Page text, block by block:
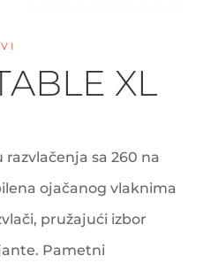
XL
sa 260 na
ojačanog vlaknima
pružajući izbor
Pametni